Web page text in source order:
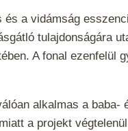
a vidámság
tulajdonságára
A fonal
alkalmas a
a projekt